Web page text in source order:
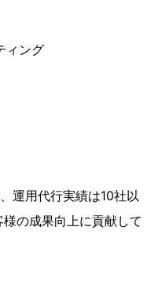
ィング
運用代行実績は10社以
の成果向上に貢献して